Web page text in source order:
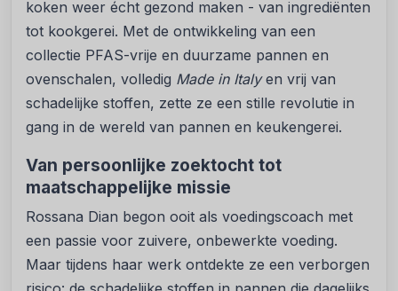
koken weer écht gezond maken - van ingrediënten
tot kookgerei. Met de ontwikkeling van een
collectie PFAS-vrije en duurzame pannen en
ovenschalen, volledig Made in Italyen vrij van
schadelijke stoffen, zette ze een stille revolutie in
gang in de wereld van pannen en keukengerei.
Van persoonlijke zoektocht tot
maatschappelijke missie
Rossana Dian begon ooit als voedingscoach met
een passie voor zuivere, onbewerkte voeding.
Maar tijdens haar werk ontdekte ze een verborgen